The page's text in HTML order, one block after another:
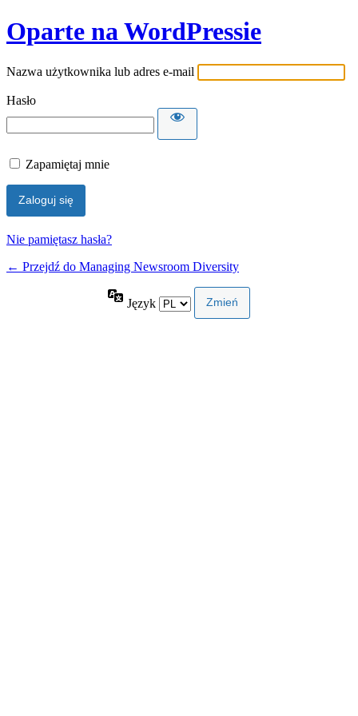
Oparte na WordPressie
Nazwa użytkownika lub adres e-mail
Hasło
Zapamiętaj mnie
Nie pamiętasz hasła?
← Przejdź do Managing Newsroom Diversity
Język